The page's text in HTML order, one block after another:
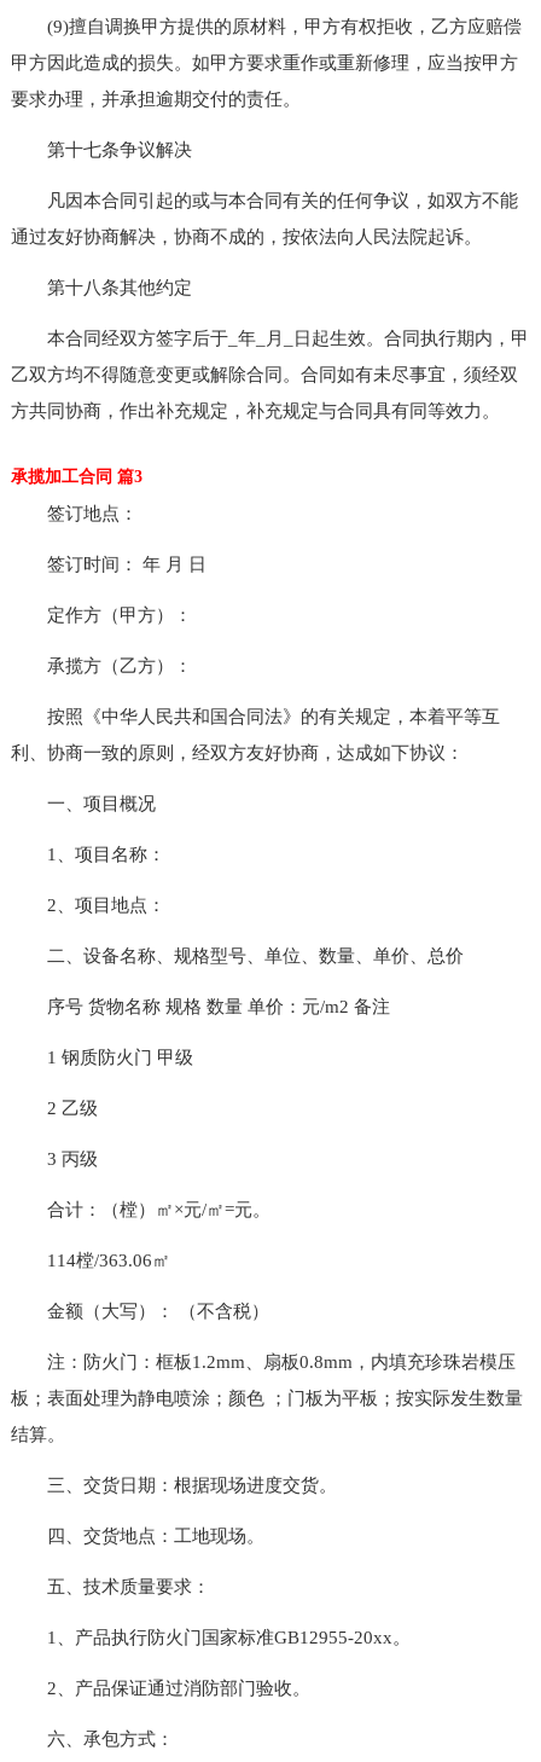
(9)擅自调换甲方提供的原材料，甲方有权拒收，乙方应赔偿
甲方因此造成的损失。如甲方要求重作或重新修理，应当按甲方
要求办理，并承担逾期交付的责任。
第十七条争议解决
凡因本合同引起的或与本合同有关的任何争议，如双方不能
通过友好协商解决，协商不成的，按依法向人民法院起诉。
第十八条其他约定
本合同经双方签字后于_年_月_日起生效。合同执行期内，甲
乙双方均不得随意变更或解除合同。合同如有未尽事宜，须经双
方共同协商，作出补充规定，补充规定与合同具有同等效力。
承揽加工合同 篇3
签订地点：
签订时间： 年 月 日
定作方（甲方）：
承揽方（乙方）：
按照《中华人民共和国合同法》的有关规定，本着平等互
利、协商一致的原则，经双方友好协商，达成如下协议：
一、项目概况
1、项目名称：
2、项目地点：
二、设备名称、规格型号、单位、数量、单价、总价
序号 货物名称 规格 数量 单价：元/m2 备注
1 钢质防火门 甲级
2 乙级
3 丙级
合计：（樘）㎡×元/㎡=元。
114樘/363.06㎡
金额（大写）： （不含税）
注：防火门：框板1.2mm、扇板0.8mm，内填充珍珠岩模压
板；表面处理为静电喷涂；颜色 ；门板为平板；按实际发生数量
结算。
三、交货日期：根据现场进度交货。
四、交货地点：工地现场。
五、技术质量要求：
1、产品执行防火门国家标准GB12955-20xx。
2、产品保证通过消防部门验收。
六、承包方式：